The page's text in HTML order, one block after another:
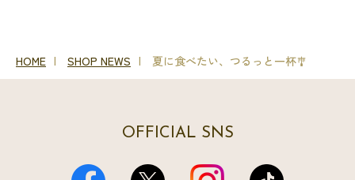
HOME SHOP NEWS 夏に食べたい、つるっと一杯🎐
OFFICIAL SNS